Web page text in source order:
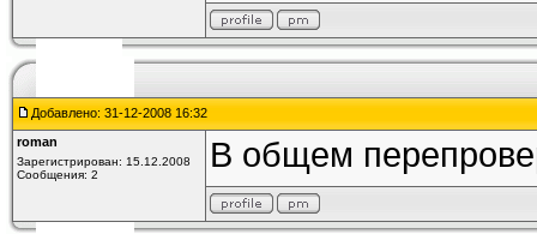
Добавлено: 31-12-2008 16:32
roman
Зарегистрирован: 15.12.2008
Сообщения: 2
В общем